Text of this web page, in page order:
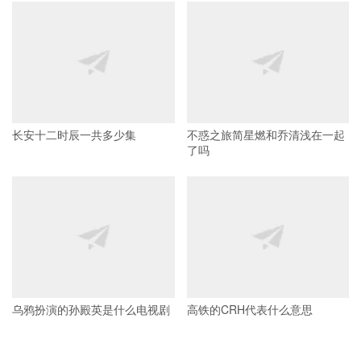
长安十二时辰一共多少集
不惑之旅简星燃和乔清浅在一起
了吗
乌鸦扮演的孙殿英是什么电视剧 高铁的CRH代表什么意思